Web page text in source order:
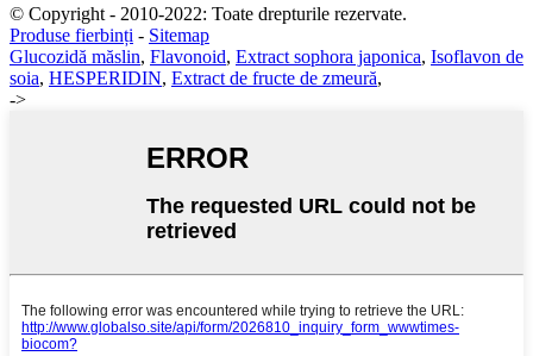
© Copyright - 2010-2022: Toate drepturile rezervate.
Produse fierbinți - Sitemap
Glucozidă măslin, Flavonoid, Extract sophora japonica, Isoflavon de
soia, HESPERIDIN, Extract de fructe de zmeură,
->